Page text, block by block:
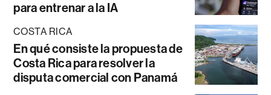
para entrenar a la IA
COSTA RICA
En qué consiste la propuesta de
Costa Rica para resolver la
disputa comercial con Panamá